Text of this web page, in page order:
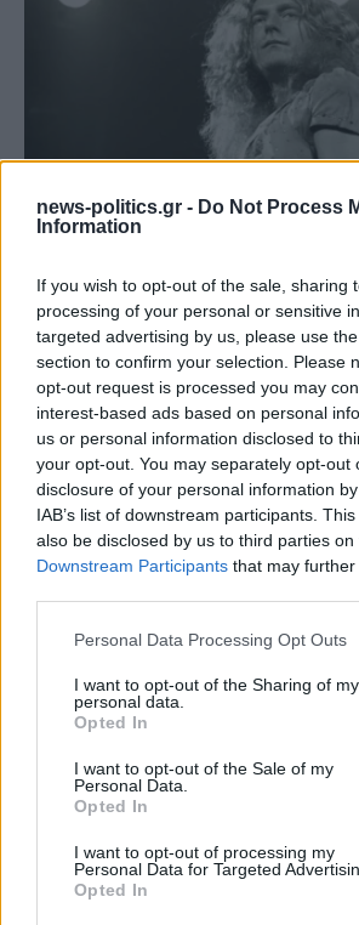
news-politics.gr - Do Not Process
Information
If you wish to opt-out of the sale, sharing
processing of your personal or sensitive
targeted advertising by us, please use
section to confirm your selection. Please
opt-out request is processed you may
interest-based ads based on personal
us or personal information disclosed to
your opt-out. You may separately opt-out
disclosure of your personal information
IAB’s list of downstream participants.
also be disclosed by us to third parties on
Downstream Participants that may
Personal Data Processing Opt Outs
I want to opt-out of the Sharing of my
personal data.
Opted In
I want to opt-out of the Sale of my
Personal Data.
Opted In
I want to opt-out of processing my
Personal Data for Targeted
Opted In
στη Ρόδο όπου παραλίγο να χάσει τη
(video)
– Συγκέντρωνε χρήματα από